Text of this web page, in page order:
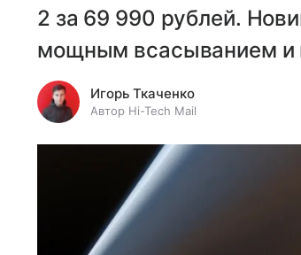
2 за 69 990 рублей.
мощным всасыванием и
Игорь Ткаченко
Автор Hi-Tech Mail